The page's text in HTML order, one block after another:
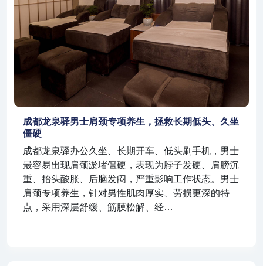
成都龙泉驿男士肩颈专项养生，拯救长期低头、久坐
僵硬
成都龙泉驿办公久坐、长期开车、低头刷手机，男士
最容易出现肩颈淤堵僵硬，表现为脖子发硬、肩膀沉
重、抬头酸胀、后脑发闷，严重影响工作状态。男士
肩颈专项养生，针对男性肌肉厚实、劳损更深的特
点，采用深层舒缓、筋膜松解、经…